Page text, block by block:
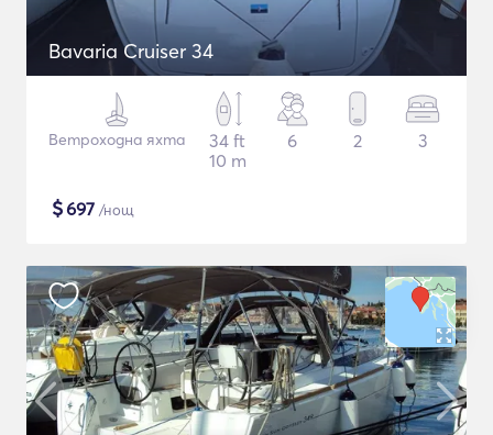
Bavaria Cruiser 34
Ветроходна яхта
34 ft
10 m
6 2 3
$697 /нощ